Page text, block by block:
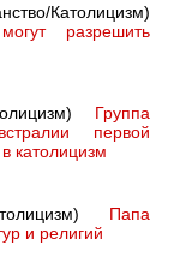
Католицизм)
разрешить
Группа
первой
католицизм
Папа
и религий